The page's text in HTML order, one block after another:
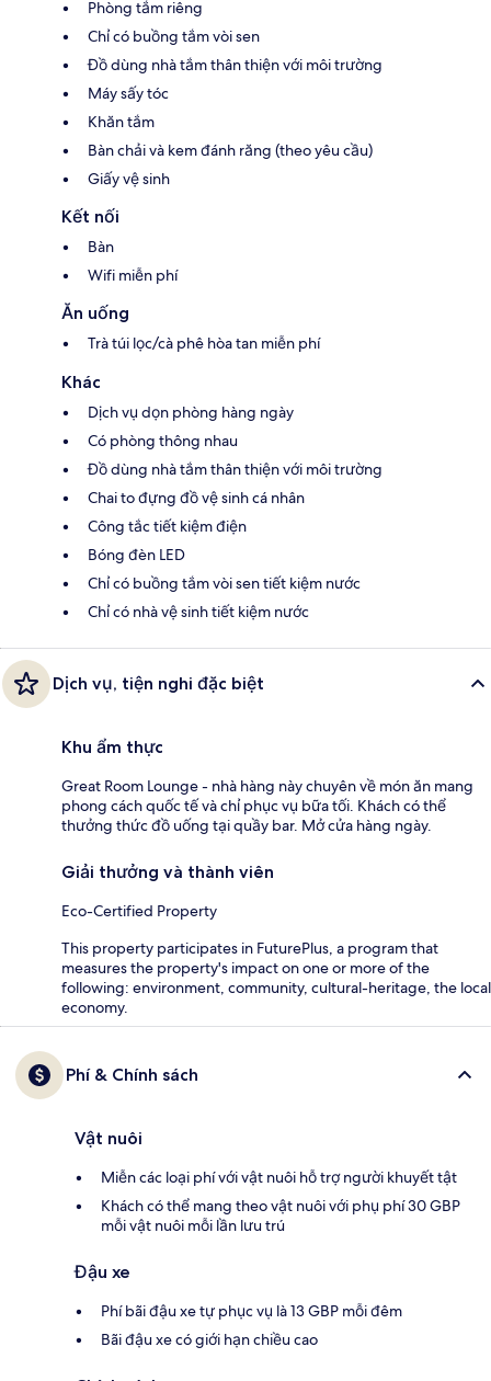
Phòng tắm riêng
Chỉ có buồng tắm vòi sen
Đồ dùng nhà tắm thân thiện với môi trường
Máy sấy tóc
Khăn tắm
Bàn chải và kem đánh răng (theo yêu cầu)
Giấy vệ sinh
Kết nối
Bàn
Wifi miễn phí
Ăn uống
Trà túi lọc/cà phê hòa tan miễn phí
Khác
Dịch vụ dọn phòng hàng ngày
Có phòng thông nhau
Đồ dùng nhà tắm thân thiện với môi trường
Chai to đựng đồ vệ sinh cá nhân
Công tắc tiết kiệm điện
Bóng đèn LED
Chỉ có buồng tắm vòi sen tiết kiệm nước
Chỉ có nhà vệ sinh tiết kiệm nước
Dịch vụ, tiện nghi đặc biệt
Khu ẩm thực
Great Room Lounge - nhà hàng này chuyên về món ăn mang
phong cách quốc tế và chỉ phục vụ bữa tối. Khách có thể
thưởng thức đồ uống tại quầy bar. Mở cửa hàng ngày.
Giải thưởng và thành viên
Eco-Certified Property
This property participates in FuturePlus, a program that
measures the property's impact on one or more of the
following: environment, community, cultural-heritage, the local
economy.
Phí & Chính sách
Vật nuôi
Miễn các loại phí với vật nuôi hỗ trợ người khuyết tật
Khách có thể mang theo vật nuôi với phụ phí 30 GBP
mỗi vật nuôi mỗi lần lưu trú
Đậu xe
Phí bãi đậu xe tự phục vụ là 13 GBP mỗi đêm
Bãi đậu xe có giới hạn chiều cao